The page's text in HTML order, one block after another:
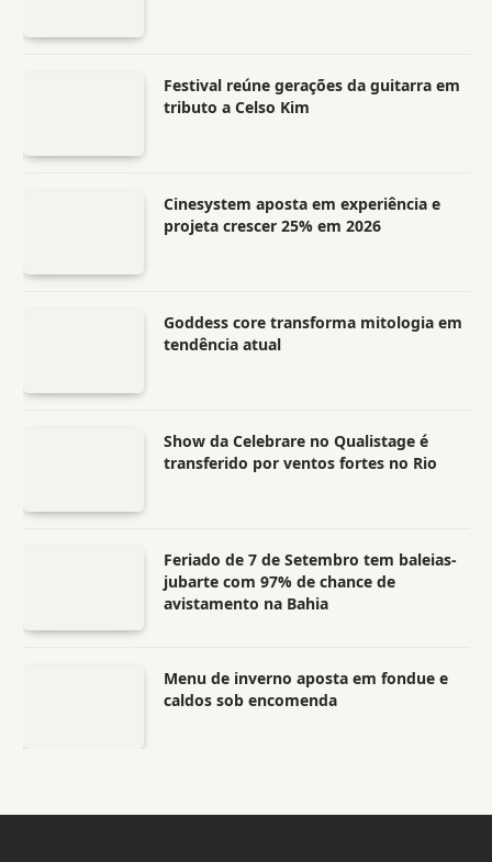
Festival reúne gerações da guitarra em
tributo a Celso Kim
Cinesystem aposta em experiência e
projeta crescer 25% em 2026
Goddess core transforma mitologia em
tendência atual
Show da Celebrare no Qualistage é
transferido por ventos fortes no Rio
Feriado de 7 de Setembro tem baleias-
jubarte com 97% de chance de
avistamento na Bahia
Menu de inverno aposta em fondue e
caldos sob encomenda